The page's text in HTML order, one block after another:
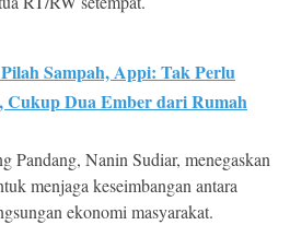
Sampah, Appi: Tak Perlu
Cukup Dua Ember dari Rumah
Pandang, Nanin Sudiar, menegaskan
menjaga keseimbangan antara
ekonomi masyarakat.